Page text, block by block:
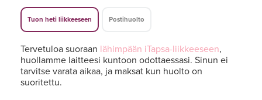
Tuon heti liikkeeseen Postihuolto
Tervetuloa suoraan lähimpään iTapsa-liikkeeseen,
huollamme laitteesi kuntoon odottaessasi. Sinun ei
tarvitse varata aikaa, ja maksat kun huolto on
suoritettu.